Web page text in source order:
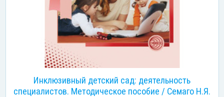
Инклюзивный детский сад: деятельность
специалистов. Методическое пособие / Семаго Н.Я.